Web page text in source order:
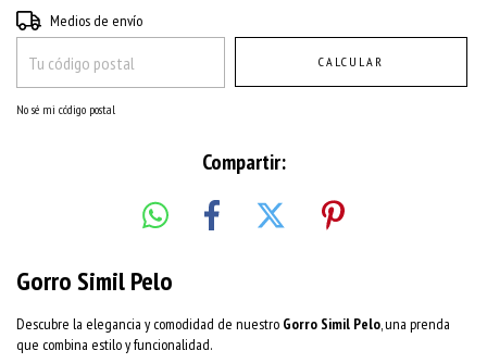
Entregas para el CP:
Medios de envío
CALCULAR
No sé mi código postal
Compartir:
Gorro Simil Pelo
Descubre la elegancia y comodidad de nuestro Gorro Simil Pelo , una prenda
que combina estilo y funcionalidad.